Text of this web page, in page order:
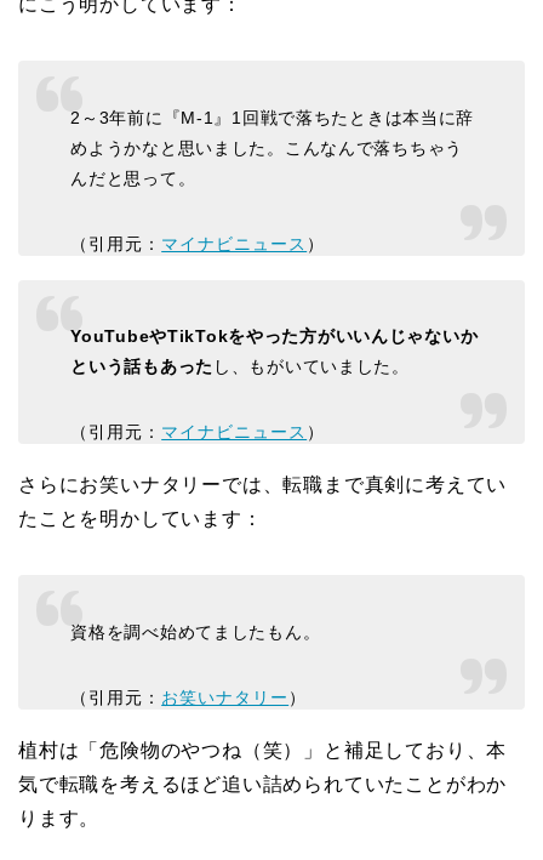
にこう明かしています：
2～3年前に『M-1』1回戦で落ちたときは本当に辞
めようかなと思いました。こんなんで落ちちゃう
んだと思って。
（引用元： マイナビニュース ）
YouTubeやTikTokをやった方がいいんじゃないか
という話もあった し、もがいていました。
（引用元： マイナビニュース ）
さらにお笑いナタリーでは、転職まで真剣に考えてい
たことを明かしています：
資格を調べ始めてましたもん。
（引用元： お笑いナタリー ）
植村は「危険物のやつね（笑）」と補足しており、本
気で転職を考えるほど追い詰められていたことがわか
ります。